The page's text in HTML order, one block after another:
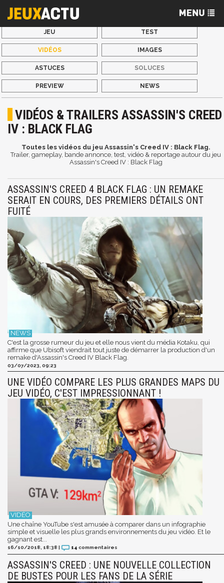
JEU TEST
VIDÉOS IMAGES
ASTUCES SOLUCES
PREVIEW NEWS
VIDÉOS & TRAILERS ASSASSIN'S CREED
IV : BLACK FLAG
Toutes les vidéos du jeu Assassin's Creed IV : Black Flag.
Trailer, gameplay, bande annonce, test, vidéo & reportage autour du jeu
Assassin's Creed IV : Black Flag
ASSASSIN'S CREED 4 BLACK FLAG : UN REMAKE
SERAIT EN COURS, DES PREMIERS DÉTAILS ONT
FUITÉ
C'est la grosse rumeur du jeu et elle nous vient du média Kotaku, qui
affirme que Ubisoft viendrait tout juste de démarrer la production d'un
remake d'Assassin's Creed IV Black Flag.
03/07/2023, 09:23
UNE VIDÉO COMPARE LES PLUS GRANDES MAPS DU
JEU VIDÉO, C'EST IMPRESSIONNANT !
Une chaîne YouTube s'est amusée à comparer dans un infographie
simple et visuelle les plus grands environnements du jeu vidéo. Et le
gagnant est...
16/10/2018, 18:38 | 14 commentaires
ASSASSIN'S CREED : UNE NOUVELLE COLLECTION
DE BUSTES POUR LES FANS DE LA SÉRIE